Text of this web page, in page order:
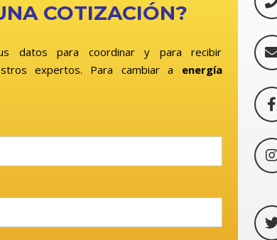
COTIZACIÓN?
datos para coordinar y para recibir
expertos. Para cambiar a energía